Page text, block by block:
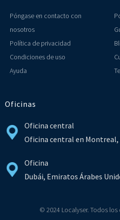
Póngase en contacto con
nosotros
Política de privacidad
Condiciones de uso
Ayuda
Oficinas
Oficina central
Oficina central en Montreal,
Oficina
Dubái, Emiratos Árabes
© 2024 Localyser. Todos